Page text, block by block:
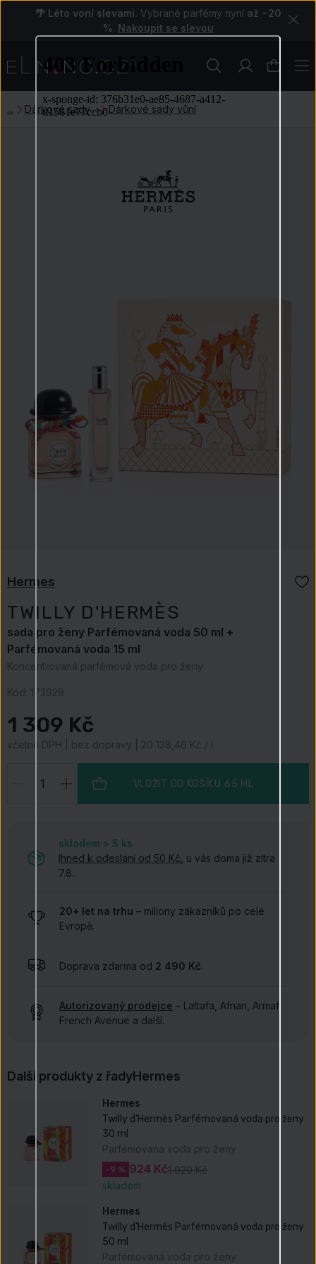
🌴 Léto voní slevami. Vybrané parfémy nyní až −20
%. Nakoupit se slevou
Dárkové sady Dárkové sady vůní
Hermes
TWILLY D'HERMÈS
sada pro ženy Parfémovaná voda 50 ml +
Parfémovaná voda 15 ml
Koncentrovaná parfémová voda pro ženy
Kód: 173929
1 309 Kč
včetně DPH | bez dopravy | 20 138,46 Kč / l
VLOŽIT DO KOŠÍKU 65 ML
skladem > 5 ks
Ihned k odeslání od 50 Kč , u vás doma již zítra
7.8..
20+ let na trhu – miliony zákazníků po celé
Evropě.
Doprava zdarma od 2 490 Kč.
Autorizovaný prodejce – Lattafa, Afnan, Armaf,
French Avenue a další.
Další produkty z řadyHermes
Hermes
Twilly d'Hermès Parfémovaná voda pro ženy
30 ml
Parfémovaná voda pro ženy
-9 % 924 Kč1 020 Kč
skladem
Hermes
Twilly d'Hermès Parfémovaná voda pro ženy
50 ml
Parfémovaná voda pro ženy